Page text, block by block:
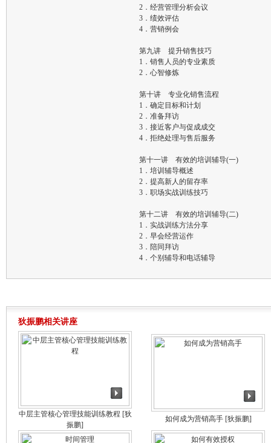
2．经营管理分析会议
3．绩效评估
4．营销例会
第九讲 提升销售技巧
1．销售人员的专业素质
2．心智修炼
第十讲 专业化销售流程
1．确定目标和计划
2．准备拜访
3．接近客户与促成成交
4．拒绝处理与售后服务
第十一讲 有效的培训辅导(一)
1．培训辅导概述
2．提高新人的留存率
3．职场实战训练技巧
第十二讲 有效的培训辅导(二)
1．实战训练方法分享
2．早会经营运作
3．陪同拜访
4．个别辅导和电话辅导
狄振鹏相关讲座
中层主管核心管理技能训练教程 [狄
振鹏]
如何成为营销高手[狄振鹏]